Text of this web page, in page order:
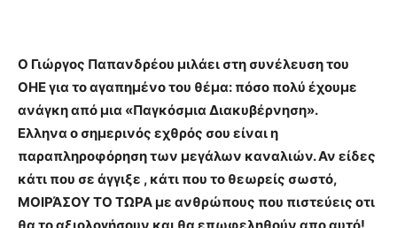
Ο Γιώργος Παπανδρέου μιλάει στη συνέλευση του
ΟΗΕ για το αγαπημένο του θέμα: πόσο πολύ έχουμε
ανάγκη από μια «Παγκόσμια Διακυβέρνηση».
Ελληνα ο σημερινός εχθρός σου είναι η
παραπληροφόρηση των μεγάλων καναλιών. Αν είδες
κάτι που σε άγγιξε , κάτι που το θεωρείς σωστό,
ΜΟΙΡΆΣΟΥ ΤΟ ΤΩΡΑ με ανθρώπους που πιστεύεις οτι